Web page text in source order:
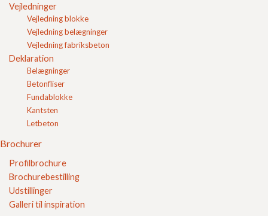
Vejledninger
Vejledning blokke
Vejledning belægninger
Vejledning fabriksbeton
Deklaration
Belægninger
Betonfliser
Fundablokke
Kantsten
Letbeton
Brochurer
Profilbrochure
Brochurebestilling
Udstillinger
Galleri til inspiration
Herregårdssten med fas
Herregårdssten skifer
Herregårdssten med skarp kant
Farvede sten
Gule belægningssten
Røde belægningssten
Sorte belægningssten
Karmona
Kopsten
Hollændersten
14/21x6 m/fas
Brosten
Græsarmering
FC-Kvadratluk
Kløversten